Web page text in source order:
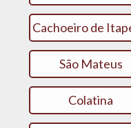
São Mateus
Colatina